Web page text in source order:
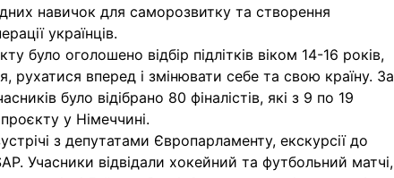
навичок для саморозвитку та створення
українців.
було оголошено відбір підлітків віком 14-16 років,
рухатися вперед і змінювати себе та свою країну. За
було відібрано 80 фіналістів, які з 9 по 19
у Німеччині.
з депутатами Європарламенту, екскурсії до
Учасники відвідали хокейний та футбольний матчі,